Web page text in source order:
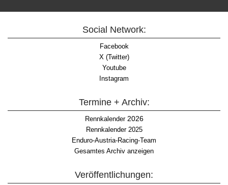
Social Network:
Facebook
X (Twitter)
Youtube
Instagram
Termine + Archiv:
Rennkalender2026
Rennkalender 2025
Enduro-Austria-Racing-Team
Gesamtes Archiv anzeigen
Veröffentlichungen: